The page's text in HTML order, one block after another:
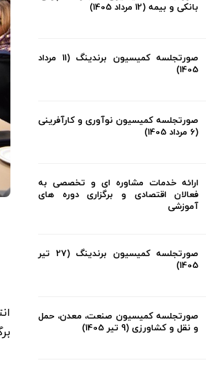
بانکی و بیمه (12 مرداد 1405)
صورتجلسه کمیسیون برندینگ (11 مرداد
1405)
صورتجلسه کمیسیون نوآوری و کارآفرینی
(6 مرداد 1405)
ارائه خدمات مشاوره ای و تخصصی به
فعالان اقتصادی و برگزاری دوره های
آموزشی
صورتجلسه کمیسیون برندینگ (27 تیر
1405)
صورتجلسه کمیسیون صنعت، معدن، حمل
و نقل و کشاورزی (9 تیر 1405)